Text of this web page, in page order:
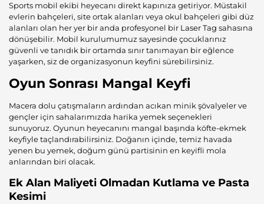
Sports mobil ekibi heyecanı direkt kapınıza getiriyor. Müstakil
evlerin bahçeleri, site ortak alanları veya okul bahçeleri gibi düz
alanları olan her yer bir anda profesyonel bir Laser Tag sahasına
dönüşebilir. Mobil kurulumumuz sayesinde çocuklarınız
güvenli ve tanıdık bir ortamda sınır tanımayan bir eğlence
yaşarken, siz de organizasyonun keyfini sürebilirsiniz.
Oyun Sonrası Mangal Keyfi
Macera dolu çatışmaların ardından acıkan minik şövalyeler ve
gençler için sahalarımızda harika yemek seçenekleri
sunuyoruz. Oyunun heyecanını mangal başında köfte-ekmek
keyfiyle taçlandırabilirsiniz. Doğanın içinde, temiz havada
yenen bu yemek, doğum günü partisinin en keyifli mola
anlarından biri olacak.
Ek Alan Maliyeti Olmadan Kutlama ve Pasta
Kesimi